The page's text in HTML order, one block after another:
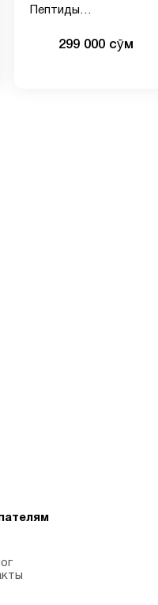
Пептиды
коллагена + витамин C,
299 000 сӯм